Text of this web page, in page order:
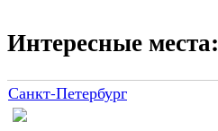
Интересные места:
Санкт-Петербург